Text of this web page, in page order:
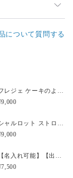
に対応させて
について質問する
フレジェ ケーキのようなプリザーブドフラワーアレンジメント
シャルロット ストロベリーピンク プリザーブドフラワーケーキ 【名入れ可能】
【名入れ可能】【出産祝い】【結婚祝い】プリザーブドフラワー フォトフレーム ベビーピンク